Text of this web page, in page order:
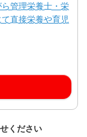
管理栄養士・栄
直接栄養や育児
ください